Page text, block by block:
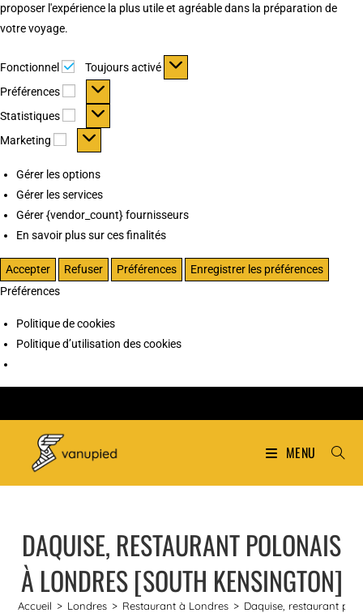
proposer l'expérience la plus utile et agréable dans la préparation de
votre voyage.
Fonctionnel Fonctionnel
Toujours activé
Préférences
Préférences
Statistiques Statistiques
Marketing Marketing
Gérer les options
Gérer les services
Gérer {vendor_count} fournisseurs
En savoir plus sur ces finalités
Accepter Refuser Préférences
Enregistrer les préférences
Préférences
Politique de cookies
Politique d’utilisation des cookies
MENU
DAQUISE, RESTAURANT POLONAIS
À LONDRES [SOUTH KENSINGTON]
Accueil > Londres > Restaurant à Londres > Daquise, restaurant